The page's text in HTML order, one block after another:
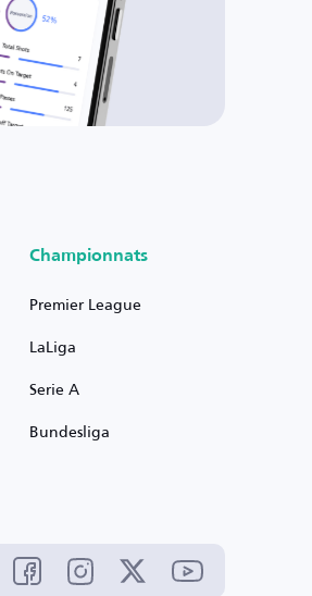
Championnats
Premier League
LaLiga
Serie A
Bundesliga